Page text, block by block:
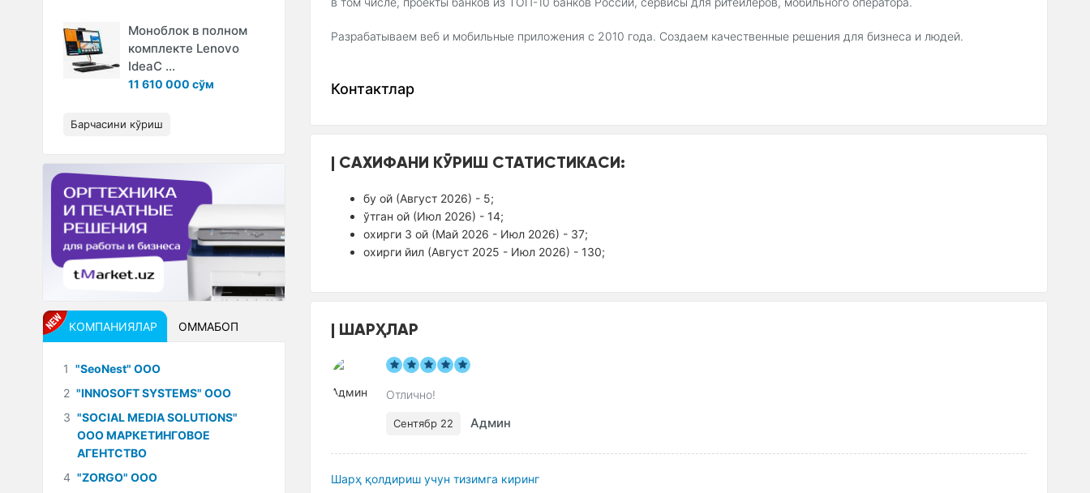
Разрабатываем веб и мобильные приложения с 2010 года. Создаем качественные решения для бизнеса и людей.
Контактлар
САХИФАНИ КЎРИШ СТАТИСТИКАСИ:
бу ой (Август 2026) - 5;
ўтган ой (Июл 2026) - 14;
оxирги 3 ой (Май 2026 - Июл 2026) - 37;
оxирги йил (Август 2025 - Июл 2026) - 130;
ШАРҲЛАР
Отлично!
Сентябр 22 Админ
Шарҳ қолдириш учун тизимга киринг
Моноблок в полном
комплекте Lenovo
IdeaC ...
11 610 000 сўм
Барчасини кўриш
КОМПАНИЯЛАР ОММАБОП
1 "SeoNest" ООО
2 "INNOSOFT SYSTEMS" ООО
3 "SOCIAL MEDIA SOLUTIONS"
ООО МАРКЕТИНГОВОЕ
АГЕНТСТВО
4 "ZORGO" ООО